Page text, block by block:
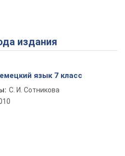
издания
язык 7 класс
С. И. Сотникова